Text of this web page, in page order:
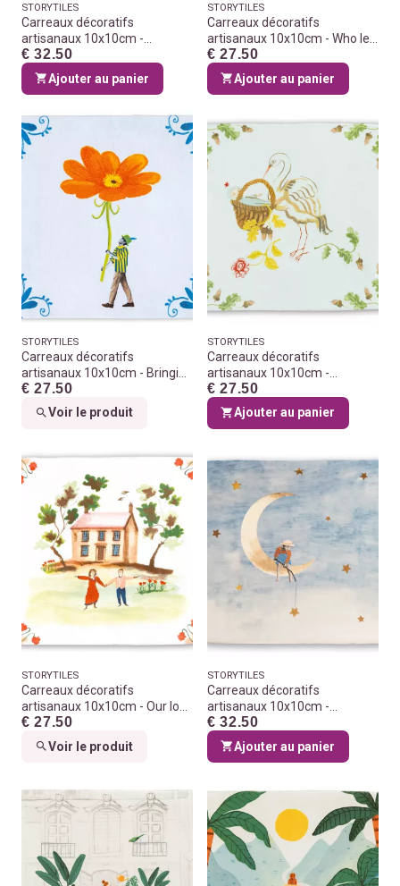
STORYTILES
Carreaux décoratifs
artisanaux 10x10cm -
Watching the sunset together
GOLD
€ 32.50
Ajouter au panier
STORYTILES
Carreaux décoratifs
artisanaux 10x10cm - Who let
the dog out?
€ 27.50
Ajouter au panier
STORYTILES
Carreaux décoratifs
artisanaux 10x10cm - Bringing
you a bloom
€ 27.50
Voir le produit
STORYTILES
Carreaux décoratifs
artisanaux 10x10cm -
Welcome lovely baby
€ 27.50
Ajouter au panier
STORYTILES
Carreaux décoratifs
artisanaux 10x10cm - Our love
story
€ 27.50
Voir le produit
STORYTILES
Carreaux décoratifs
artisanaux 10x10cm -
Catching dreams GOLD
€ 32.50
Ajouter au panier